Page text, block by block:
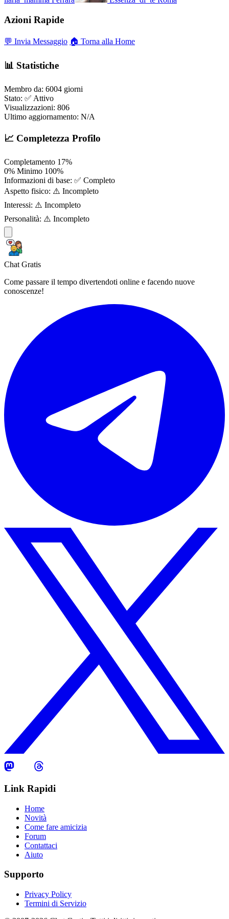
Azioni Rapide
💬 Invia Messaggio 🏠 Torna alla Home
📊 Statistiche
Membro da: 6004 giorni
Stato: ✅ Attivo
Visualizzazioni: 806
Ultimo aggiornamento: N/A
📈 Completezza Profilo
Completamento 17%
0% Minimo 100%
Informazioni di base: ✅ Completo
Aspetto fisico: ⚠️ Incompleto
Interessi: ⚠️ Incompleto
Personalità: ⚠️ Incompleto
Chat Gratis
Come passare il tempo divertendoti online e facendo nuove
conoscenze!
Link Rapidi
Home
Novità
Come fare amicizia
Forum
Contattaci
Aiuto
Supporto
Privacy Policy
Termini di Servizio